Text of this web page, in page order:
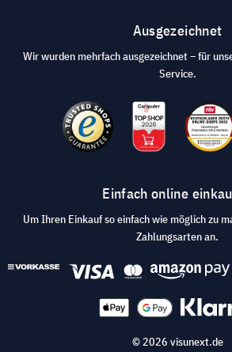
Ausgezeichnet
Wir wurden mehrfach ausgezeichnet – für
Service.
Einfach online
Um Ihren Einkauf so einfach wie möglich zu
Zahlungsarten an.
© 2026 visunext.de